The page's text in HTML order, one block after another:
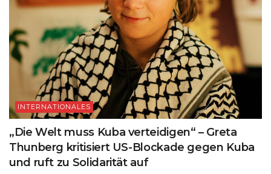
INTERNATIONALES
„Die Welt muss Kuba verteidigen“ – Greta
Thunberg kritisiert US-Blockade gegen Kuba
und ruft zu Solidarität auf